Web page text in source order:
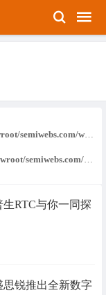
wp-content/themes/Relive-Pro/public/basic-functions.php
wp-content/themes/Relive-Pro/public/basic-functions.php
RTC与你一同探
锐推出全新数字